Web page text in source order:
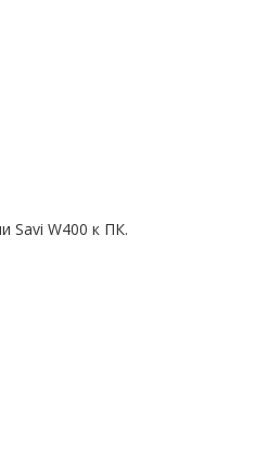
Savi W400 к ПК.